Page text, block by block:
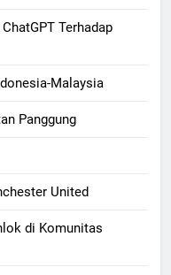
Terhadap
Malaysia
Panggung
United
di Komunitas